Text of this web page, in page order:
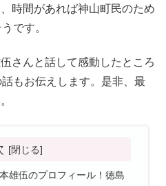
時間があれば神山町民のため
です。
さんと話して感動したところ
もお伝えします。是非、最
雄伍のプロフィール！徳島